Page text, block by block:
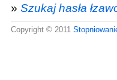
» Szukaj hasła
Copyright © 2011